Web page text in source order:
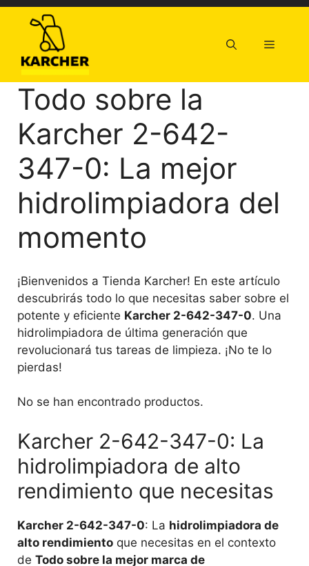
Saltar
contenido
Menú
Todo sobre la
Karcher 2-642-
347-0: La mejor
hidrolimpiadora del
momento
¡Bienvenidos a Tienda Karcher! En este artículo
descubrirás todo lo que necesitas saber sobre el
potente y eficiente Karcher 2-642-347-0. Una
hidrolimpiadora de última generación que
revolucionará tus tareas de limpieza. ¡No te lo
pierdas!
No se han encontrado productos.
Karcher 2-642-347-0: La
hidrolimpiadora de alto
rendimiento que necesitas
Karcher 2-642-347-0: La hidrolimpiadora de
alto rendimiento que necesitas en el contexto
de Todo sobre la mejor marca de